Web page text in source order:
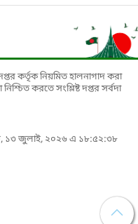
কর্তৃক নিয়মিত হালনাগাদ করা
করতে সংশ্লিষ্ট দপ্তর সর্বদা
১৩ জুলাই, ২০২৬ এ ১৮:৫২:৩৮